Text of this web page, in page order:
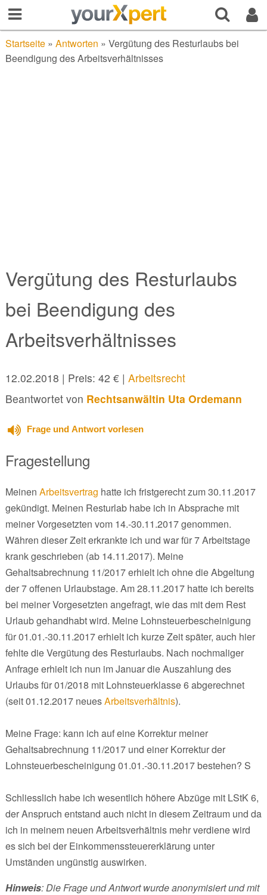
Startseite» Antworten » Vergütung des Resturlaubs bei
Beendigung des Arbeitsverhältnisses
Vergütung des Resturlaubs
bei Beendigung des
Arbeitsverhältnisses
12.02.2018 | Preis: 42 € | Arbeitsrecht
Beantwortet von Rechtsanwältin Uta Ordemann
Frage und Antwort vorlesen
Fragestellung
Meinen Arbeitsvertrag hatte ich fristgerecht zum 30.11.2017
gekündigt. Meinen Resturlab habe ich in Absprache mit
meiner Vorgesetzten vom 14.-30.11.2017 genommen.
Währen dieser Zeit erkrankte ich und war für 7 Arbeitstage
krank geschrieben (ab 14.11.2017). Meine
Gehaltsabrechnung 11/2017 erhielt ich ohne die Abgeltung
der 7 offenen Urlaubstage. Am 28.11.2017 hatte ich bereits
bei meiner Vorgesetzten angefragt, wie das mit dem Rest
Urlaub gehandhabt wird. Meine Lohnsteuerbescheinigung
für 01.01.-30.11.2017 erhielt ich kurze Zeit später, auch hier
fehlte die Vergütung des Resturlaubs. Nach nochmaliger
Anfrage erhielt ich nun im Januar die Auszahlung des
Urlaubs für 01/2018 mit Lohnsteuerklasse 6 abgerechnet
(seit 01.12.2017 neuesArbeitsverhältnis).
Meine Frage: kann ich auf eine Korrektur meiner
Gehaltsabrechnung 11/2017 und einer Korrektur der
Lohnsteuerbescheinigung 01.01.-30.11.2017 bestehen? S
Schliesslich habe ich wesentlich höhere Abzüge mit LStK 6,
der Anspruch entstand auch nicht in diesem Zeitraum und da
ich in meinem neuen Arbeitsverhältnis mehr verdiene wird
es sich bei der Einkommenssteuererklärung unter
Umständen ungünstig auswirken.
Hinweis: Die Frage und Antwort wurde anonymisiert und mit